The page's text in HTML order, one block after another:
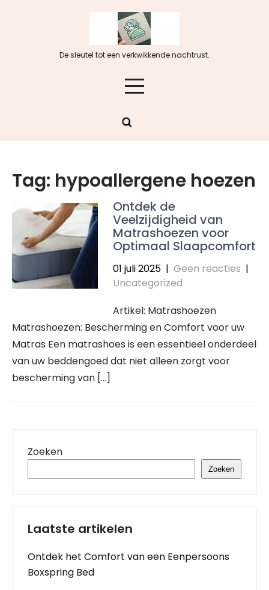
De sleutel tot een verkwikkende nachtrust.
Tag: hypoallergene hoezen
Ontdek de
Veelzijdigheid van
Matrashoezen voor
Optimaal Slaapcomfort
01 juli 2025 | Geen reacties |
Uncategorized
Artikel: Matrashoezen
Matrashoezen: Bescherming en Comfort voor uw
Matras Een matrashoes is een essentieel onderdeel
van uw beddengoed dat niet alleen zorgt voor
bescherming van […]
Zoeken
Zoeken
Laatste artikelen
Ontdek het Comfort van een Eenpersoons
Boxspring Bed